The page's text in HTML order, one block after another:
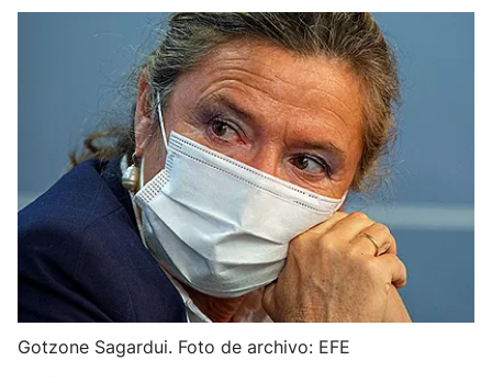
Gotzone Sagardui. Foto de archivo: EFE